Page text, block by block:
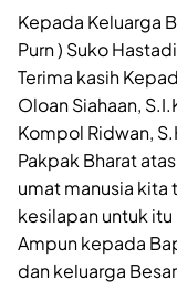
Kepada Keluarga
Purn ) Suko
Terima kasih
Oloan Siahaan,
Kompol Ridwan,
Pakpak Bharat
umat manusia kita
kesilapan untuk itu
Ampun kepada
dan keluarga